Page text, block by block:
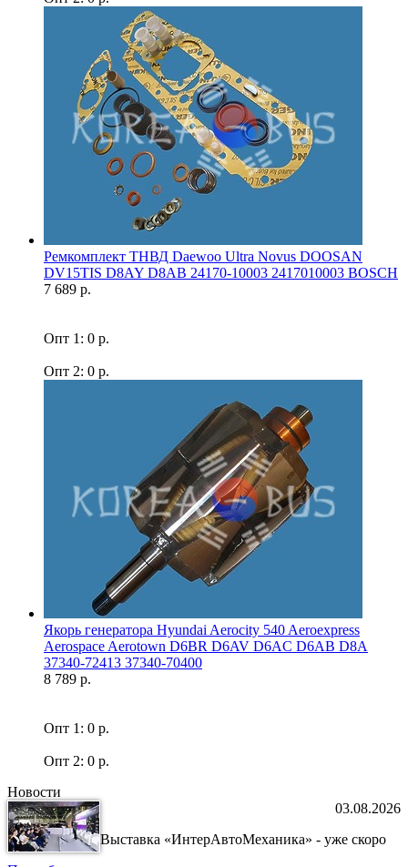
Ремкомплект ТНВД Daewoo Ultra Novus DOOSAN
DV15TIS D8AY D8AB 24170-10003 2417010003 BOSCH
7 689 р.
Опт 1: 0 р.
Опт 2: 0 р.
Якорь генератора Hyundai Aerocity 540 Aeroexpress
Aerospace Aerotown D6BR D6AV D6AC D6AB D8A
37340-72413 37340-70400
8 789 р.
Опт 1: 0 р.
Опт 2: 0 р.
Новости
03.08.2026
Выставка «ИнтерАвтоМеханика» - уже скоро